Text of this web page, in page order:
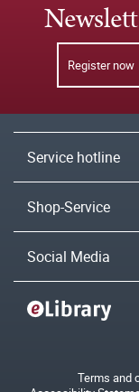
Register now
Service hotline
Shop-Service
Social Media
Terms and